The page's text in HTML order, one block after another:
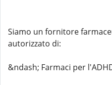
Siamo un fornitore
autorizzato di:
&ndash; Farmaci per